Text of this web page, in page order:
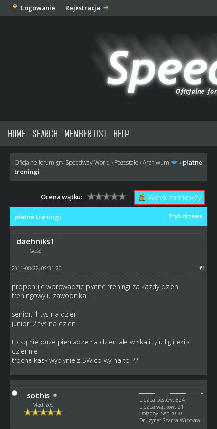
Logowanie Rejestracja
HOME SEARCH MEMBER LIST HELP
Oficjalne forum gry Speedway-World › Pozostałe ›Archiwum › płatne
treningi
Wątek zamknięty
Ocena wątku:
Tryb drzewa
płatne treningi
daehniks1
Gość
#1
2011-08-22, 09:31:20
proponuje wprowadzic płatne treningi za kazdy dzien
treningowy u zawodnika:
senior: 1 tys na dzien
junior: 2 tys na dzien
to są nie duze pieniadze na dzien ale w skali tylu lig i ekip
dziennie
troche kasy wypłynie z SW co wy na to ??
sothis
Mędrzec
Liczba postów: 824
Liczba wątków: 21
Dołączył: Sep 2010
Drużyna: Sparta Wrocław